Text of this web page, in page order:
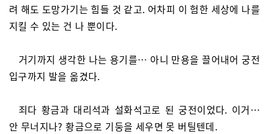
려 해도 도망가기는 힘들 것 같고. 어차피 이 험한 세상에 나를
지킬 수 있는 건 나 뿐이다.
거기까지 생각한 나는 용기를… 아니 만용을 끌어내어 궁전
입구까지 발을 옮겼다.
죄다 황금과 대리석과 설화석고로 된 궁전이었다. 이거…
안 무너지나? 황금으로 기둥을 세우면 못 버틸텐데.